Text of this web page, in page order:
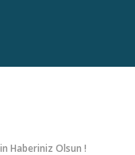
Haberiniz Olsun !